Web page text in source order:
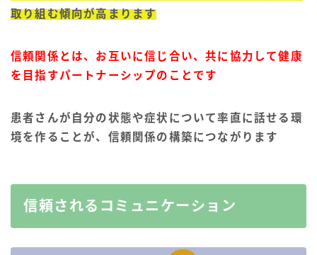
取り組む傾向が高まります
信頼関係とは、お互いに信じ合い、共に協力して健康
を目指すパートナーシップのことです
患者さんが自分の状態や症状について率直に話せる環
境を作ることが、信頼関係の構築につながります
信頼されるコミュニケーション